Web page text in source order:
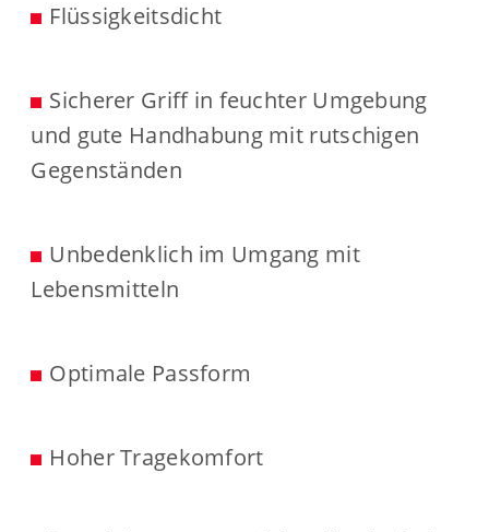
Flüssigkeitsdicht
Sicherer Griff in feuchter Umgebung
und gute Handhabung mit rutschigen
Gegenständen
Unbedenklich im Umgang mit
Lebensmitteln
Optimale Passform
Hoher Tragekomfort